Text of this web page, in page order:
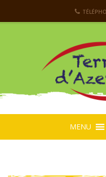
MENU